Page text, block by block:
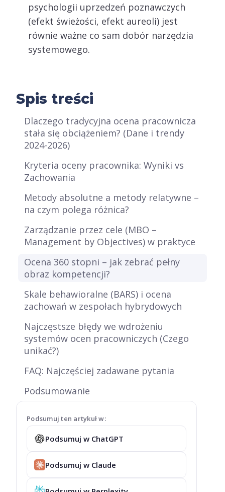
psychologii uprzedzeń poznawczych
(efekt świeżości, efekt aureoli) jest
równie ważne co sam dobór narzędzia
systemowego.
Podsumuj ten artykuł w:
Podsumuj w ChatGPT
Podsumuj w Claude
Spis treści
Dlaczego tradycyjna ocena pracownicza
stała się obciążeniem? (Dane i trendy
2024-2026)
Kryteria oceny pracownika: Wyniki vs
Zachowania
Metody absolutne a metody relatywne –
na czym polega różnica?
Zarządzanie przez cele (MBO –
Management by Objectives) w praktyce
Ocena 360 stopni – jak zebrać pełny
obraz kompetencji?
Skale behawioralne (BARS) i ocena
zachowań w zespołach hybrydowych
Najczęstsze błędy we wdrożeniu
systemów ocen pracowniczych (Czego
unikać?)
FAQ: Najczęściej zadawane pytania
Podsumowanie